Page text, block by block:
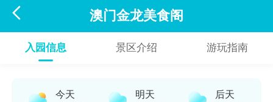
 澳门金龙美食阁
入园信息 景区介绍 游玩指南
今天 明天 后天